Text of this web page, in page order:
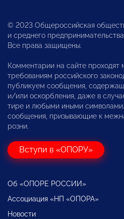
© 2023 Общероссийская
и среднего
Все права защищены.
Комментарии на сайте проходят
требованиям российского
публикуем сообщения,
и/или оскорбления, даже в
тире и любыми иными
сообщения, призывающие к
розни.
Вступи в «ОПОРУ»
Об «ОПОРЕ РОССИИ»
Ассоциация «НП «ОПОРА»
Новости